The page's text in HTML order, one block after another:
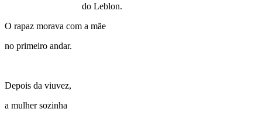
do Leblon.
O rapaz morava com a mãe
no primeiro andar.
Depois da viuvez,
a mulher sozinha